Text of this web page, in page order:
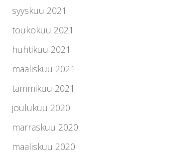
syyskuu 2021
toukokuu 2021
huhtikuu 2021
maaliskuu 2021
tammikuu 2021
joulukuu 2020
marraskuu 2020
maaliskuu 2020